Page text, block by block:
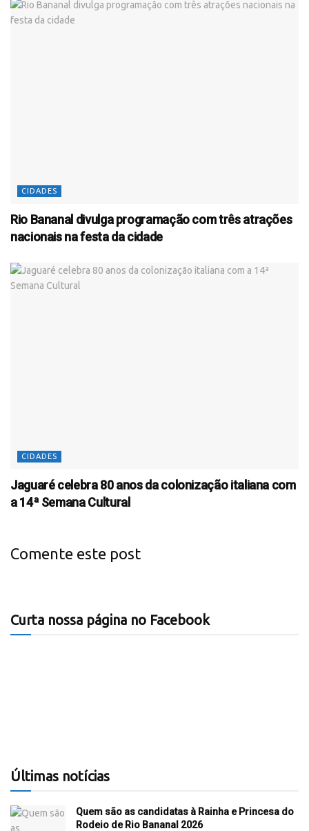
CIDADES
Rio Bananal divulga programação com três atrações
nacionais na festa da cidade
CIDADES
Jaguaré celebra 80 anos da colonização italiana com
a 14ª Semana Cultural
Comente este post
Curta nossa página no Facebook
Últimas notícias
Quem são as candidatas à Rainha e Princesa do
Rodeio de Rio Bananal 2026